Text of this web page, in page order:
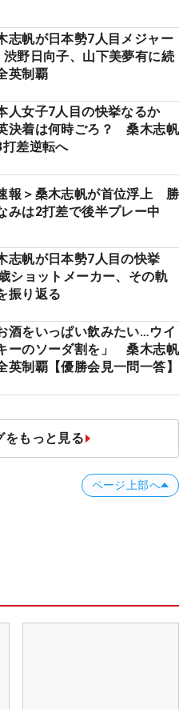
志帆が日本勢7人目メジャー
野日向子、山下美夢有に続
英制覇
人女子7人目の快挙なるか
決着は何時ごろ？ 桑木志帆
打差逆転へ
報＞桑木志帆が首位浮上 勝
みは2打差で後半プレー中
志帆が日本勢7人目の快挙
ショットメーカー、その軌
振り返る
酒をいっぱい飲みたい…ウイ
ーのソーダ割を」 桑木志帆
英制覇【優勝会見一問一答】
をもっと見る
ページ上部へ